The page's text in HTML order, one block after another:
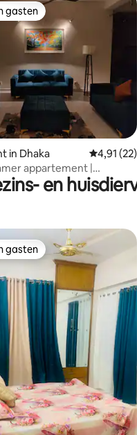
4,88 uit 5, 16 recensies
gasten
gasten
in Dhaka
4,91 (22)
appartement |
en
4,9 uit 5, 60 recensies
gasten
gasten